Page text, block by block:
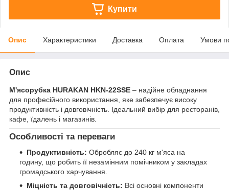
Купити
Опис Характеристики Доставка Оплата Умови
Опис
М'ясорубка HURAKAN HKN-22SSE – надійне обладнання
для професійного використання, яке забезпечує високу
продуктивність і довговічність. Ідеальний вибір для ресторанів,
кафе, їдалень і магазинів.
Особливості та переваги
Продуктивність: Обробляє до 240 кг м'яса на
годину, що робить її незамінним помічником у закладах
громадського харчування.
Міцність та довговічність: Всі основні компоненти